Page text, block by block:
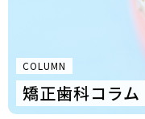
COLUMN
矯正歯科コラム